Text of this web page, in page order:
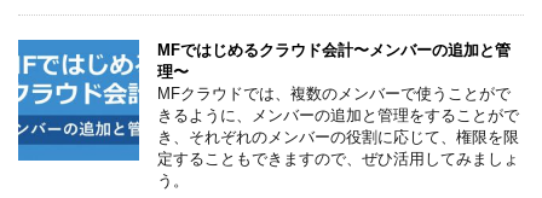
MFではじめるクラウド会計〜メンバーの追加と管
理〜
MFクラウドでは、複数のメンバーで使うことがで
きるように、メンバーの追加と管理をすることがで
き、それぞれのメンバーの役割に応じて、権限を限
定することもできますので、ぜひ活用してみましょ
う。